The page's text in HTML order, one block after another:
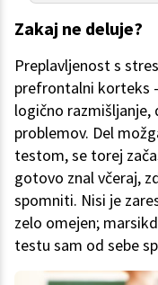
Zakaj ne deluje?
Preplavljenost s
prefrontalni korteks
logično razmišljanje,
problemov. Del
testom, se torej
gotovo znal včeraj,
spomniti. Nisi je
zelo omejen;
testu sam od sebe